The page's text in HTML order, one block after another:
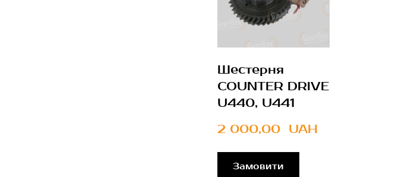
Шестерня
COUNTER DRIVE
U440, U441
2 000,00  UAH
Замовити